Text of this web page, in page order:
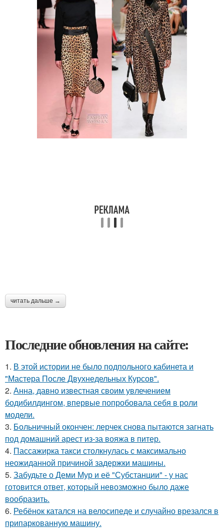
читать дальше →
Последние обновления на сайте:
1. В этой истории не было подпольного кабинета и
"Мастера После Двухнедельных Курсов".
2. Анна, давно известная своим увлечением
бодибилдингом, впервые попробовала себя в роли
модели.
3. Больничный окончен: лерчек снова пытаются загнать
под домашний арест из-за вояжа в питер.
4. Пассажирка такси столкнулась с максимально
неожиданной причиной задержки машины.
5. Забудьте о Деми Мур и её "Субстанции" - у нас
готовится ответ, который невозможно было даже
вообразить.
6. Ребёнок катался на велосипеде и случайно врезался в
припаркованную машину.